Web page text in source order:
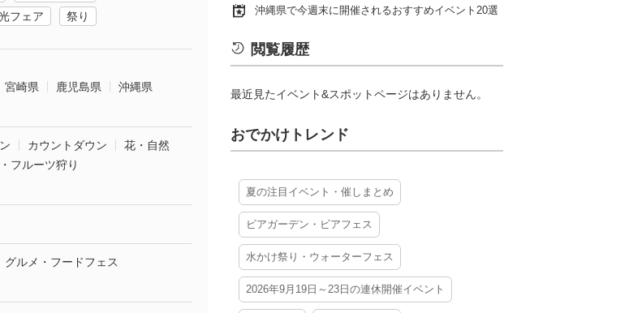
フェア
祭り
宮崎県 鹿児島県
沖縄県
カウントダウン
花・自然
フルーツ狩り
グルメ・フードフェス
沖縄県で今週末に開催されるおすすめイベント20選
閲覧履歴
最近見たイベント&スポットページはありません。
おでかけトレンド
夏の注目イベント・催しまとめ
ビアガーデン・ビアフェス
水かけ祭り・ウォーターフェス
2026年9月19日～23日の連休開催イベント